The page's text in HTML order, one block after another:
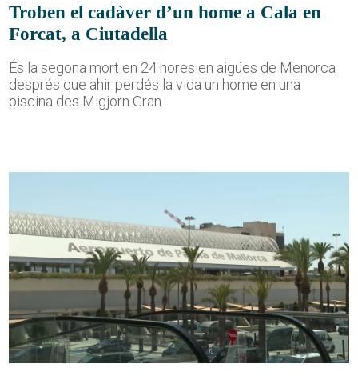
Troben el cadàver d’un home a Cala en
Forcat, a Ciutadella
És la segona mort en 24 hores en aigües de Menorca
després que ahir perdés la vida un home en una
piscina des Migjorn Gran